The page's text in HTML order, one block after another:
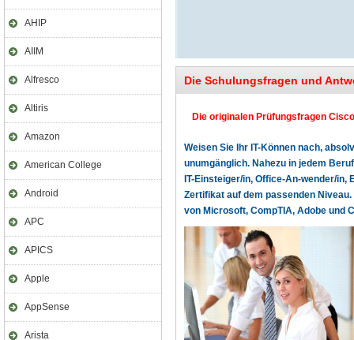
AHIP
AIIM
Alfresco
Altiris
Amazon
American College
Android
APC
APICS
Apple
AppSense
Arista
Die Schulungsfragen und
Die originalen Prüfungsfragen
Weisen Sie Ihr IT-Können nach,
unumgänglich. Nahezu in jedem
IT-Einsteiger/in, Office-An-wender/
Zertifikat auf dem passenden
von Microsoft, CompTIA, Adobe und